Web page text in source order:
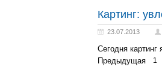
Картинг:
23.07.2013
Сегодня
Предыдущая
1